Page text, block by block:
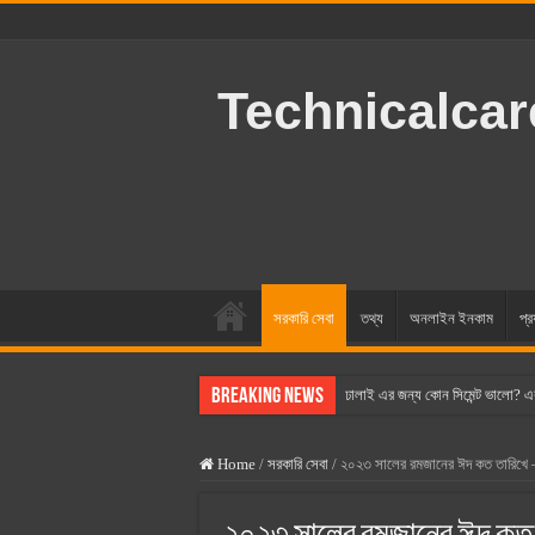
সরকারি সেবা তথ্য অনলাইন ইনকাম
Breaking News ঢালাই এর জন্য কোন সিমেন্ট ভালো?
স্ক্যান সিমেন্ট এর দাম ২০২৫
Home / সরকারি সেবা / ২০২৩ সালের রমজানের ঈদ কত